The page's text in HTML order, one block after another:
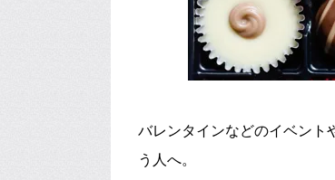
バレンタインなどのイベント
う人へ。